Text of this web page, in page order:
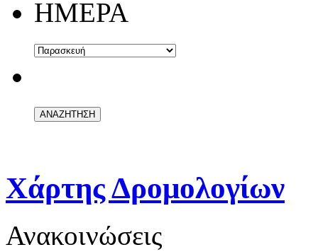
ΗΜΕΡΑ
Χάρτης Δρομολογίων
Ανακοινώσεις